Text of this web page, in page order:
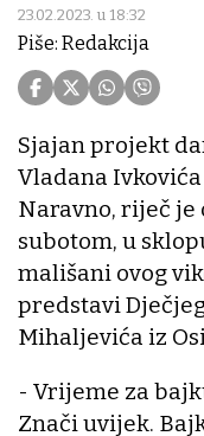
23.02.2023. u 18:32
Piše: Redakcija
Sjajan projekt
Vladana
Naravno, riječ
subotom, u
mališani ovog
predstavi
Mihaljevića iz
- Vrijeme za
Znači uvijek.